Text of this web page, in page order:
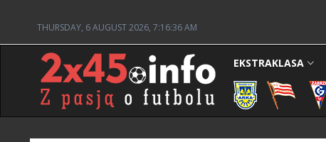
THURSDAY, 6 AUGUST 2026, 7:16:37 AM
EKSTRAKLASA